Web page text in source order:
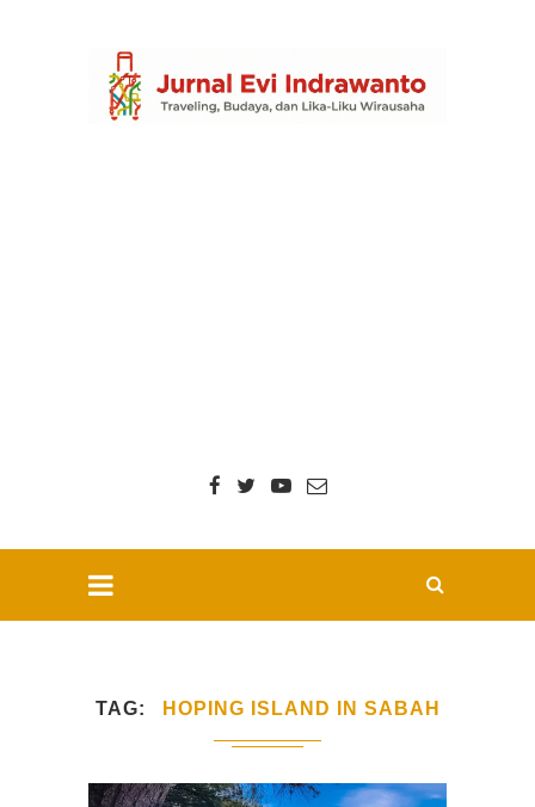
TAG HOPING ISLAND IN SABAH